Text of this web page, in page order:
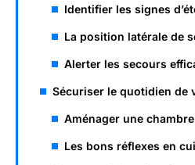
Identifier les signes
La position latérale de
Alerter les secours
Sécuriser le quotidien de
Aménager une
Les bons réflexes en